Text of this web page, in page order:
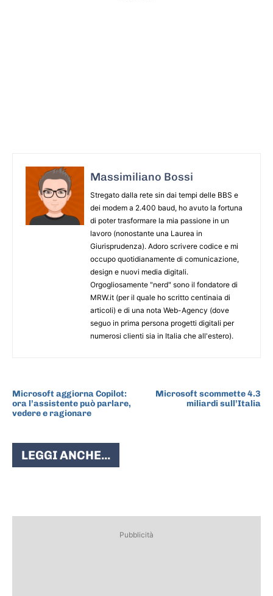
Massimiliano Bossi
Stregato dalla rete sin dai tempi delle BBS e
dei modem a 2.400 baud, ho avuto la fortuna
di poter trasformare la mia passione in un
lavoro (nonostante una Laurea in
Giurisprudenza). Adoro scrivere codice e mi
occupo quotidianamente di comunicazione,
design e nuovi media digitali.
Orgogliosamente "nerd" sono il fondatore di
MRW.it (per il quale ho scritto centinaia di
articoli) e di una nota Web-Agency (dove
seguo in prima persona progetti digitali per
numerosi clienti sia in Italia che all'estero).
Microsoft aggiorna Copilot:
ora l’assistente può parlare,
vedere e ragionare
Microsoft scommette 4.3
miliardi sull’Italia
LEGGI ANCHE...
Pubblicità